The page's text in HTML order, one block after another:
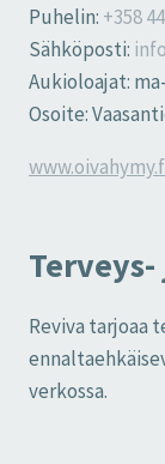
Puhelin: +358
Sähköposti:
Aukioloajat:
Osoite:
Reviva tarjoaa
verkossa.